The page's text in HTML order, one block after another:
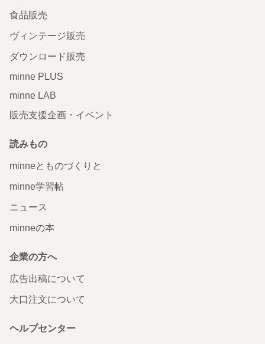
食品販売
ヴィンテージ販売
ダウンロード販売
minne PLUS
minne LAB
販売支援企画・イベント
読みもの
minneとものづくりと
minne学習帖
ニュース
minneの本
企業の方へ
広告出稿について
大口注文について
ヘルプセンター